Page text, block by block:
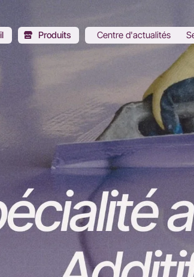
Produits Centre d'actualités